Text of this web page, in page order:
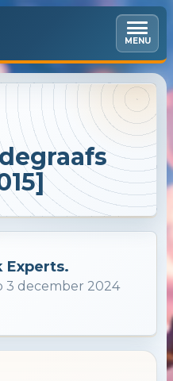
MENU
Experts.
3 december 2024